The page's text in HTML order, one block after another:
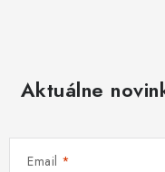
Aktuálne
Email